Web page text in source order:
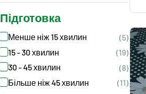
Підготовка
Менше ніж 15 хвилин
(5)
15 - 30 хвилин
(19)
30 - 45 хвилин
(8)
Більше ніж 45 хвилин
(11)